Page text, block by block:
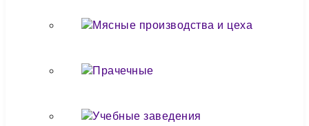
Мясные производства и цеха
Прачечные
Учебные заведения